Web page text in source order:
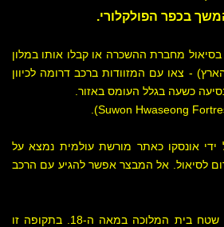
בכפר הפולקלורי.
מחברת ההשכרה או קבלו אותו במלון
- צאו עם המזוודות ברכב דרומה לכיוון
ידי אונסקו כאתר מורשת עולמית נמצא על
לסיאול. אל המבצר אפשר להגיע עם הרכב
מתחם המבצר היה שטח בית המלוכה במאה ה-18. בתקופה זו